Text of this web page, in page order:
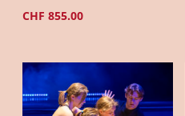
CHF 855.00